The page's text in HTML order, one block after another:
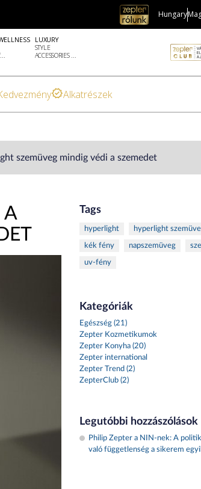
Hungary
...
LUXURY
STYLE
ACCESSORIES ...
Alkatrészek
szemüveg mindig védi a szemedet
A
Tags
hyperlight hyperlight
kék fény napszemüveg
uv-fény
Kategóriák
Egészség (21)
Zepter Kozmetikumok
Zepter Konyha (20)
Zepter international
Zepter Trend (2)
ZepterClub (2)
Legutóbbi hozzászólások
Philip Zepter a NIN-nek: A
való függetlenség a sikerem